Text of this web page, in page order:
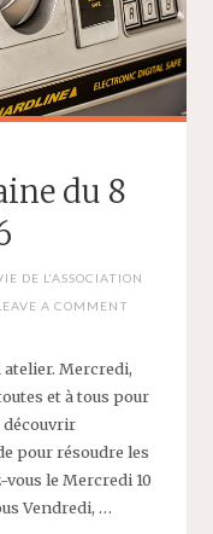
du 8
DE L'ASSOCIATION
A COMMENT
atelier. Mercredi,
et à tous pour
découvrir
pour résoudre les
le Mercredi 10
Vendredi, …